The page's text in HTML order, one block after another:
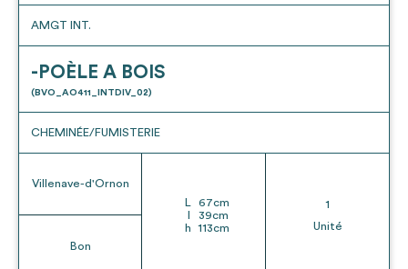
AMGT INT.
-POÈLE A BOIS
(BVO_AO411_INTDIV_02)
CHEMINÉE/FUMISTERIE
Villenave-d'Ornon
Bon
L 67cm
39cm
h
113cm
1
Unité